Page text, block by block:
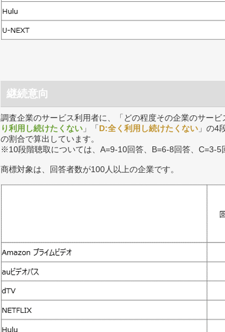
継続意向
調査企業のサービス利用者に、「どの程度その企業のサー
り利用し続けたくない 」「D:全く利用し続けたくない 」の4
の割合で算出しています。
※10段階聴取については、A=9-10回答、B=6-8回答、C=3-5
商標対象は、回答者数が100人以上の企業です。